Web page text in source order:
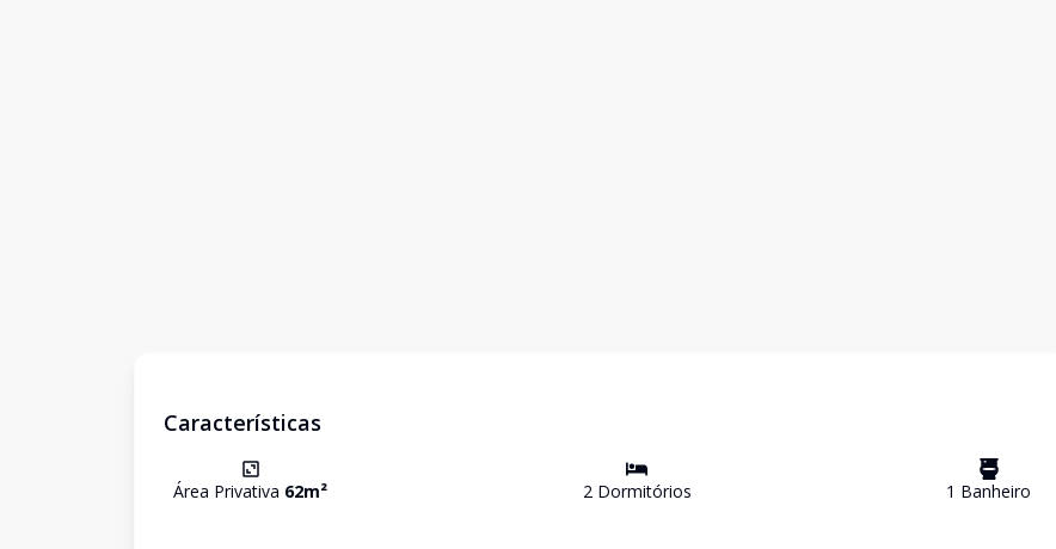
Características
Área Privativa 62m² 2Dormitórios 1 Banheiro